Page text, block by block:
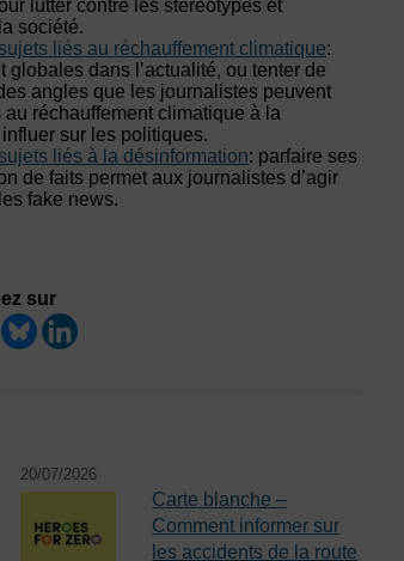
lutter contre les stéréotypes et
société.
liés au réchauffement climatique:
dans l’actualité, ou tenter de
angles que les journalistes peuvent
réchauffement climatique à la
sur les politiques.
liés à la désinformation: parfaire ses
de faits permet aux journalistes d’agir
fake news.
sur
20/07/2026
Carte blanche –
Comment informer sur
les accidents de la route